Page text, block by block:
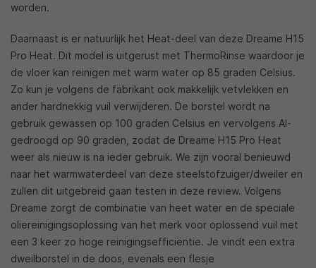
worden.
Daarnaast is er natuurlijk het Heat-deel van deze Dreame H15
Pro Heat. Dit model is uitgerust met ThermoRinse waardoor je
de vloer kan reinigen met warm water op 85 graden Celsius.
Zo kun je volgens de fabrikant ook makkelijk vetvlekken en
ander hardnekkig vuil verwijderen. De borstel wordt na
gebruik gewassen op 100 graden Celsius en vervolgens AI-
gedroogd op 90 graden, zodat de Dreame H15 Pro Heat
weer als nieuw is na ieder gebruik. We zijn vooral benieuwd
naar het warmwaterdeel van deze steelstofzuiger/dweiler en
zullen dit uitgebreid gaan testen in deze review. Volgens
Dreame zorgt de combinatie van heet water en de speciale
oliereinigingsoplossing van het merk voor oplossend vuil met
een 3 keer zo hoge reinigingsefficiëntie. Je vindt een extra
dweilborstel in de doos, evenals een flesje